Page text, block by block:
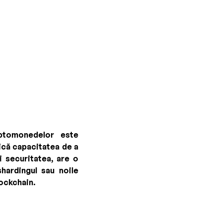
este
capacitatea de a
securitatea, are o
sau noile